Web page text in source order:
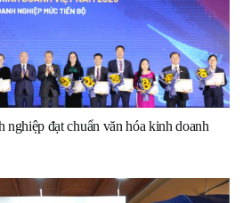
đạt chuẩn văn hóa kinh doanh